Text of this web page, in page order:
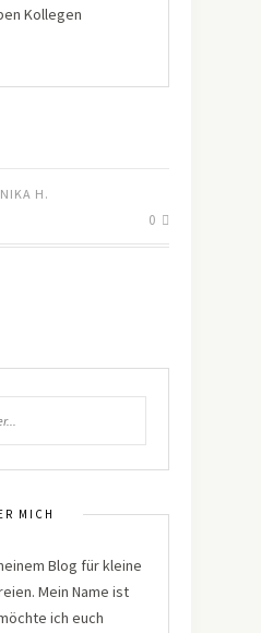
Kollegen
H.
0
MICH
Blog für kleine
Mein Name ist
ich euch